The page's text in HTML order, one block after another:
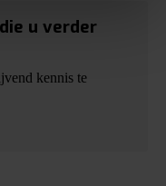
u verder
kennis te